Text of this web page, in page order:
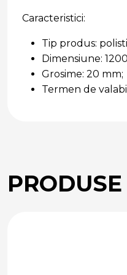
Caracteristici:
Tip produs:
Dimensiune:
Grosime: 20 mm;
Termen de